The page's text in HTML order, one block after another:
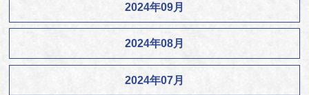
2024年09月
2024年08月
2024年07月